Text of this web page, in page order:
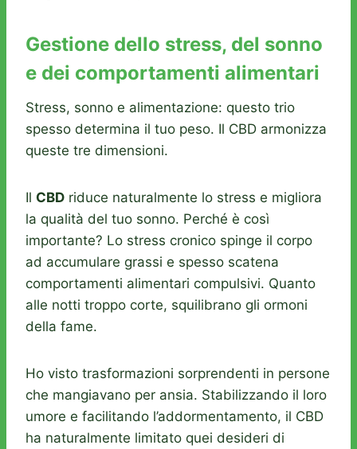
Gestione dello stress, del sonno
e dei comportamenti alimentari
Stress, sonno e alimentazione: questo trio
spesso determina il tuo peso. Il CBD armonizza
queste tre dimensioni.
Il CBD riduce naturalmente lo stress e migliora
la qualità del tuo sonno. Perché è così
importante? Lo stress cronico spinge il corpo
ad accumulare grassi e spesso scatena
comportamenti alimentari compulsivi. Quanto
alle notti troppo corte, squilibrano gli ormoni
della fame.
Ho visto trasformazioni sorprendenti in persone
che mangiavano per ansia. Stabilizzando il loro
umore e facilitando l’addormentamento, il CBD
ha naturalmente limitato quei desideri di